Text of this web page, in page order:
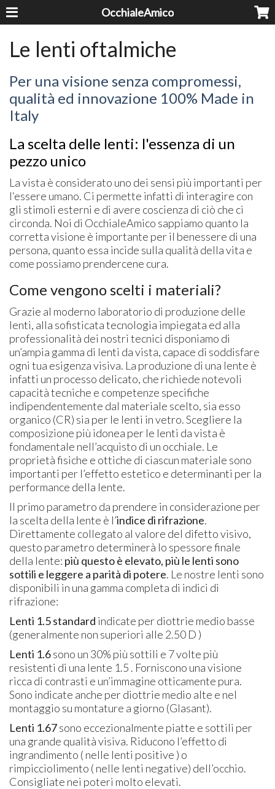
OcchialeAmico
Le lenti oftalmiche
Per una visione senza compromessi,
qualità ed innovazione 100% Made in
Italy
La scelta delle lenti: l'essenza di un
pezzo unico
La vista è considerato uno dei sensi più importanti per
l‘essere umano. Ci permette infatti di interagire con
gli stimoli esterni e di avere coscienza di ciò che ci
circonda. Noi di OcchialeAmico sappiamo quanto la
corretta visione è importante per il benessere di una
persona, quanto essa incide sulla qualità della vita e
come possiamo prendercene cura.
Come vengono scelti i materiali?
Grazie al moderno laboratorio di produzione delle
lenti, alla sofisticata tecnologia impiegata ed alla
professionalità dei nostri tecnici disponiamo di
un’ampia gamma di lenti da vista, capace di soddisfare
ogni tua esigenza visiva. La produzione di una lente è
infatti un processo delicato, che richiede notevoli
capacità tecniche e competenze specifiche
indipendentemente dal materiale scelto, sia esso
organico (CR) sia per le lenti in vetro. Scegliere la
composizione più idonea per le lenti da vista è
fondamentale nell’acquisto di un occhiale. Le
proprietà fisiche e ottiche di ciascun materiale sono
importanti per l’effetto estetico e determinanti per la
performance della lente.
Il primo parametro da prendere in considerazione per
la scelta della lente è l’indice di rifrazione.
Direttamente collegato al valore del difetto visivo,
questo parametro determinerà lo spessore finale
della lente: più questo è elevato, più le lenti sono
sottili e leggere a parità di potere. Le nostre lenti sono
disponibili in una gamma completa di indici di
rifrazione:
Lenti 1.5 standard indicate per diottrie medio basse
(generalmente non superiori alle 2.50 D )
Lenti 1.6sono un 30% più sottili e 7 volte più
resistenti di una lente 1.5 . Forniscono una visione
ricca di contrasti e un’immagine otticamente pura.
Sono indicate anche per diottrie medio alte e nel
montaggio su montature a giorno (Glasant).
Lenti 1.67sono eccezionalmente piatte e sottili per
una grande qualità visiva. Riducono l’effetto di
ingrandimento ( nelle lenti positive ) o
rimpicciolimento ( nelle lenti negative) dell’occhio.
Consigliate nei poteri molto elevati.